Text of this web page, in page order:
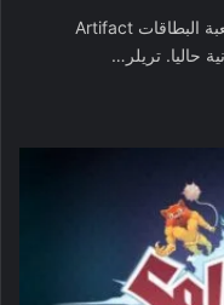
اعلنت شركة Valve اليوم عن الغاء تطوير لعبة البطاقات Artifact